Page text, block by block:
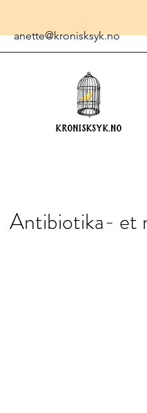
anette@kronisksyk.no
Antibiotika- et